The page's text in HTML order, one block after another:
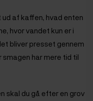
af kaffen, hvad enten
hvor vandet kun er i
bliver presset gennem
har mere tid til
skal du gå efter en grov